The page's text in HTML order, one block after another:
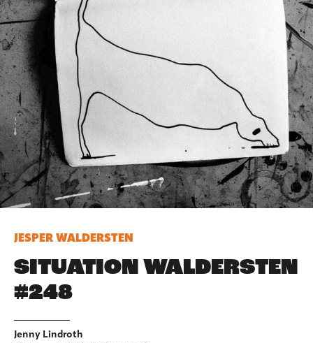
JESPER WALDERSTEN
SITUATION WALDERSTEN
#248
Jenny Lindroth